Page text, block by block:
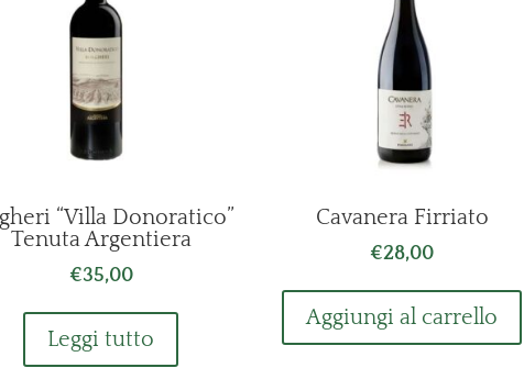
“Villa Donoratico”
Tenuta Argentiera
€35,00
Leggi tutto
Cavanera Firriato
€28,00
Aggiungi al carrello